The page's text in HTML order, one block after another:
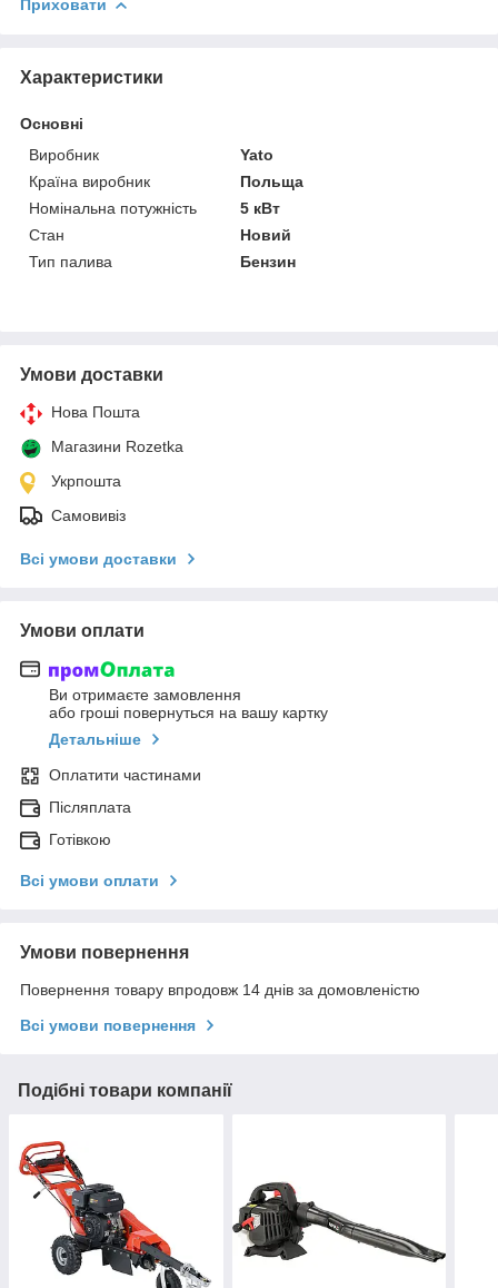
Приховати
Характеристики
Основні
Виробник
Yato
Країна виробник
Польща
Номінальна потужність
5 кВт
Стан
Новий
Тип палива
Бензин
Умови доставки
Нова Пошта
Магазини Rozetka
Укрпошта
Самовивіз
Всі умови доставки
Умови оплати
Ви отримаєте замовлення
або гроші повернуться на вашу картку
Детальніше
Оплатити частинами
Післяплата
Готівкою
Всі умови оплати
Умови повернення
Повернення товару впродовж 14 днів за домовленістю
Всі умови повернення
Подібні товари компанії